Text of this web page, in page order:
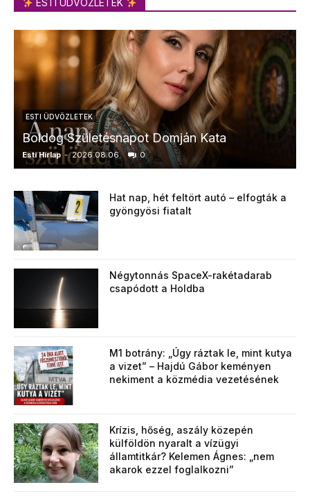
ESTI ÜDVÖZLETEK
ESTI ÜDVÖZLETEK
Boldog Születésnapot Domján Kata
Esti Hírlap - 2026.08.06. 0
Hat nap, hét feltört autó – elfogták a
gyöngyösi fiatalt
Négytonnás SpaceX-rakétadarab
csapódott a Holdba
M1 botrány: „Úgy ráztak le, mint kutya
a vizet” – Hajdú Gábor keményen
nekiment a közmédia vezetésének
Krízis, hőség, aszály közepén
külföldön nyaralt a vízügyi
államtitkár? Kelemen Ágnes: „nem
akarok ezzel foglalkozni”